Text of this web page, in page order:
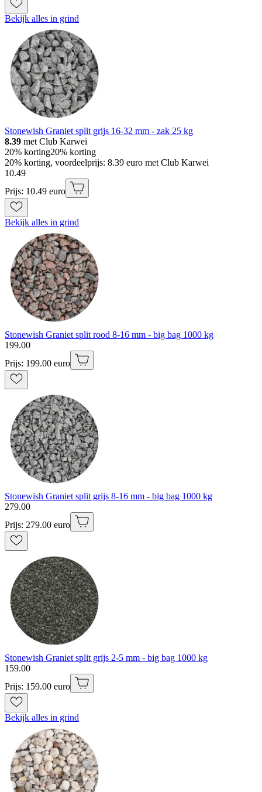
Bekijk alles in grind
Stonewish Graniet split grijs 16-32 mm - zak 25 kg
8.39 met Club Karwei
20% korting20% korting
20% korting, voordeelprijs: 8.39 euro met Club Karwei
10.49
Prijs: 10.49 euro
Bekijk alles in grind
Stonewish Graniet split rood 8-16 mm - big bag 1000 kg
199.00
Prijs: 199.00 euro
Stonewish Graniet split grijs 8-16 mm - big bag 1000 kg
279.00
Prijs: 279.00 euro
Stonewish Graniet split grijs 2-5 mm - big bag 1000 kg
159.00
Prijs: 159.00 euro
Bekijk alles in grind